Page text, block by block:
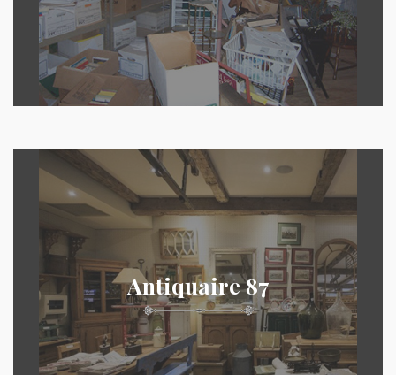
Antiquaire 87